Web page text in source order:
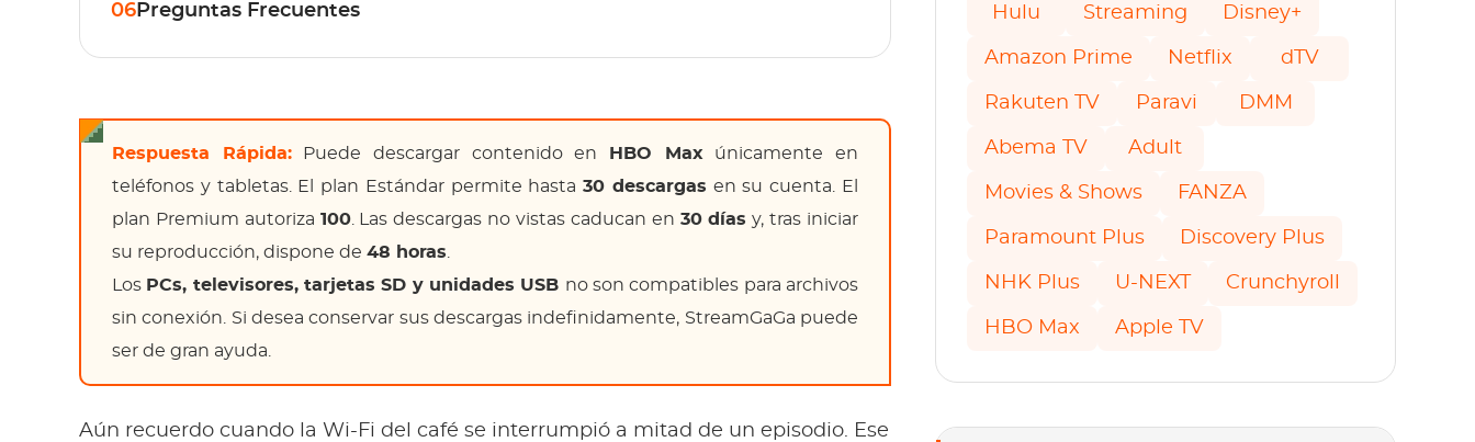
06 Preguntas Frecuentes
Respuesta Rápida:Puede descargar contenido en HBO Max únicamente en
teléfonos y tabletas. El plan Estándar permite hasta30 descargas en su cuenta. El
plan Premium autoriza 100. Las descargas no vistas caducan en 30 días y, tras iniciar
su reproducción, dispone de 48 horas
Los PCs, televisores, tarjetas SD y unidades USB no son compatibles para archivos
sin conexión. Si desea conservar sus descargas indefinidamente, StreamGaGa puede
ser de gran ayuda.
Aún recuerdo cuando la Wi-Fi del café se interrumpió a mitad de un episodio. Ese
Hulu Streaming Disney+
Amazon Prime Netflix dTV
Rakuten TV Paravi DMM
Abema TV Adult
Movies & Shows FANZA
Paramount Plus Discovery Plus
NHK Plus U-NEXT Crunchyroll
HBO Max Apple TV